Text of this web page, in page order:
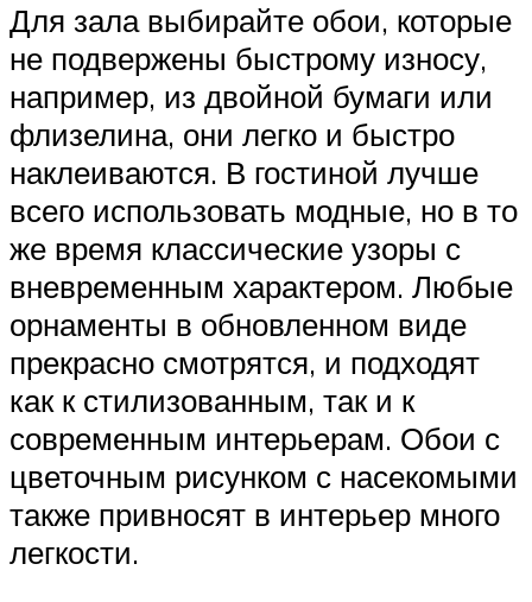
Для зала выбирайте обои, которые
не подвержены быстрому износу,
например, из двойной бумаги или
флизелина, они легко и быстро
наклеиваются. В гостиной лучше
всего использовать модные, но в то
же время классические узоры с
вневременным характером. Любые
орнаменты в обновленном виде
прекрасно смотрятся, и подходят
как к стилизованным, так и к
современным интерьерам. Обои с
цветочным рисунком с насекомыми
также привносят в интерьер много
легкости.